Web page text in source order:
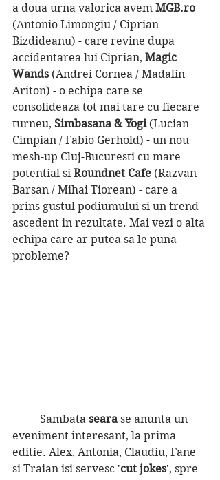
a doua urna valorica avem MGB.ro
(Antonio Limongiu / Ciprian
Bizdideanu) - care revine dupa
accidentarea lui Ciprian, Magic
Wands (Andrei Cornea / Madalin
Ariton) - o echipa care se
consolideaza tot mai tare cu fiecare
turneu, Simbasana & Yogi (Lucian
Cimpian / Fabio Gerhold) - un nou
mesh-up Cluj-Bucuresti cu mare
potential si Roundnet Cafe (Razvan
Barsan / Mihai Tiorean) - care a
prins gustul podiumului si un trend
ascedent in rezultate. Mai vezi o alta
echipa care ar putea sa le puna
probleme?
	Sambata
seara se anunta un
eveniment interesant, la prima
editie. Alex, Antonia, Claudiu, Fane
si Traian isi servesc 'cut jokes', spre